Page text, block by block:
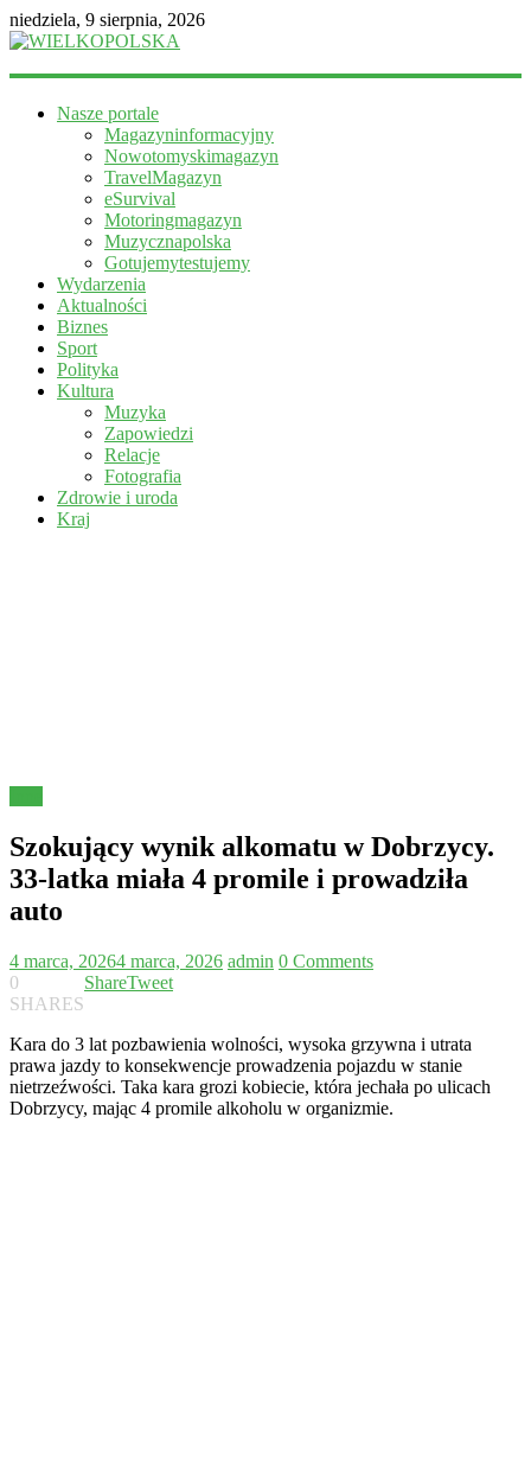
niedziela, 9 sierpnia, 2026
WIELKOPOLSKA
informacyjny
Nasze portale
Magazyninformacyjny
Nowotomyskimagazyn
TravelMagazyn
eSurvival
Motoringmagazyn
Muzycznapolska
Gotujemytestujemy
Wydarzenia
Aktualności
Biznes
Sport
Polityka
Kultura
Muzyka
Zapowiedzi
Relacje
Fotografia
Zdrowie i uroda
Kraj
Szokujący wynik alkomatu w Dobrzycy.
33-latka miała 4 promile i prowadziła
auto
4 marca, 20264 marca, 2026 admin 0 Comments
0
SHARES
ShareTweet
Kara do 3 lat pozbawienia wolności, wysoka grzywna i utrata
prawa jazdy to konsekwencje prowadzenia pojazdu w stanie
nietrzeźwości. Taka kara grozi kobiecie, która jechała po ulicach
Dobrzycy, mając 4 promile alkoholu w organizmie.